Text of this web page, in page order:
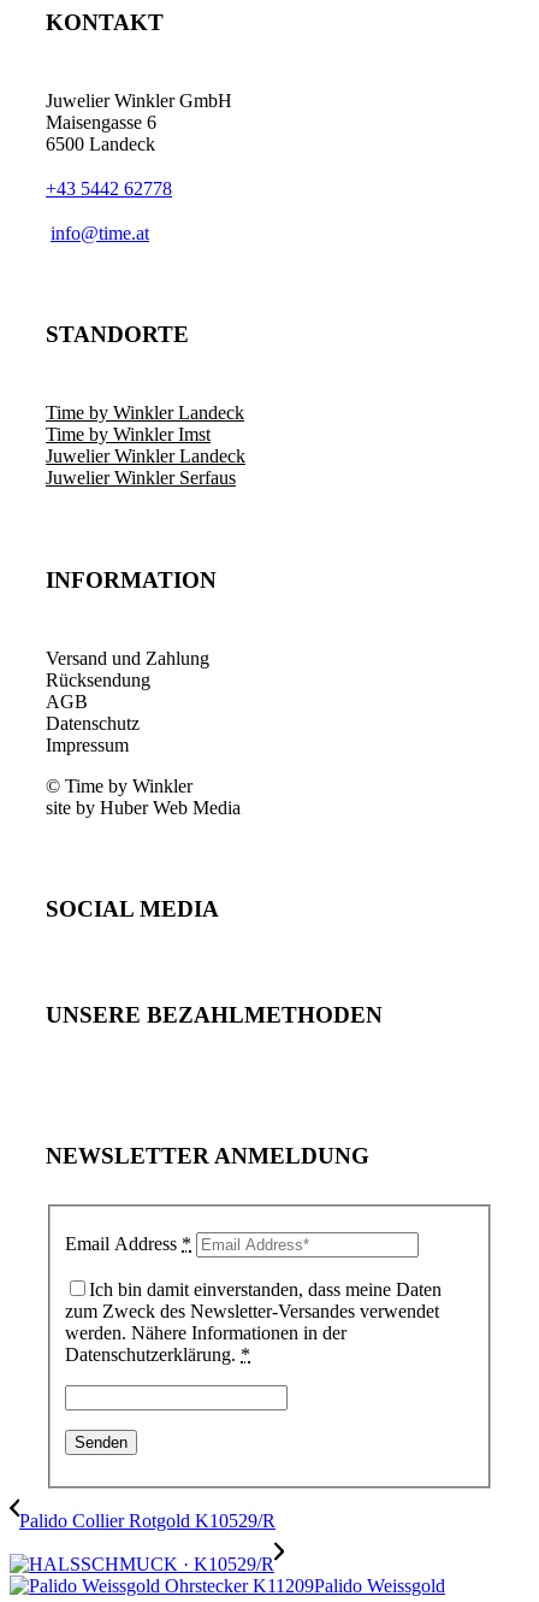
KONTAKT
Juwelier Winkler GmbH
Maisengasse 6
6500 Landeck
+43 5442 62778
info@time.at
STANDORTE
Time by Winkler Landeck
Time by Winkler Imst
Juwelier Winkler Landeck
Juwelier Winkler Serfaus
INFORMATION
Versand und Zahlung
Rücksendung
AGB
Datenschutz
Impressum
© Time by Winkler
site by Huber Web Media
SOCIAL MEDIA
UNSERE BEZAHLMETHODEN
NEWSLETTER ANMELDUNG
Email Address *
Ich bin damit einverstanden, dass meine Daten
zum Zweck des Newsletter-Versandes verwendet
werden. Nähere Informationen in der
Datenschutzerklärung. *
Palido Collier Rotgold K10529/R
Palido Weissgold